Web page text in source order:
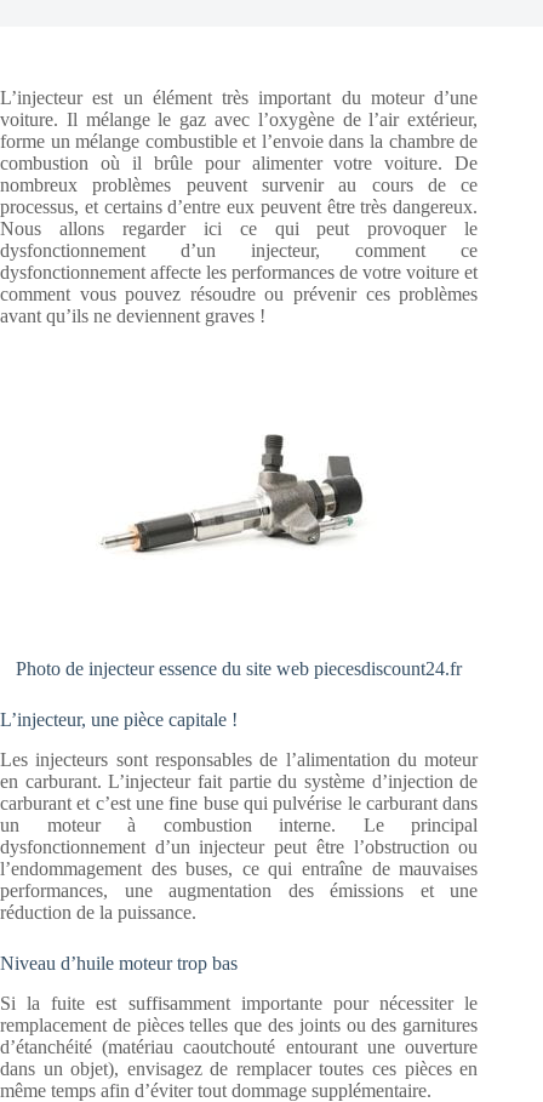
L’injecteur est un élément très important du moteur d’une
voiture. Il mélange le gaz avec l’oxygène de l’air extérieur,
forme un mélange combustible et l’envoie dans la chambre de
combustion où il brûle pour alimenter votre voiture. De
nombreux problèmes peuvent survenir au cours de ce
processus, et certains d’entre eux peuvent être très dangereux.
Nous allons regarder ici ce qui peut provoquer le
dysfonctionnement d’un injecteur, comment ce
dysfonctionnement affecte les performances de votre voiture et
comment vous pouvez résoudre ou prévenir ces problèmes
avant qu’ils ne deviennent graves !
Photo de injecteur essence du site web piecesdiscount24.fr
L’injecteur, une pièce capitale !
Les injecteurs sont responsables de l’alimentation du moteur
en carburant. L’injecteur fait partie du système d’injection de
carburant et c’est une fine buse qui pulvérise le carburant dans
un moteur à combustion interne. Le principal
dysfonctionnement d’un injecteur peut être l’obstruction ou
l’endommagement des buses, ce qui entraîne de mauvaises
performances, une augmentation des émissions et une
réduction de la puissance.
Niveau d’huile moteur trop bas
Si la fuite est suffisamment importante pour nécessiter le
remplacement de pièces telles que des joints ou des garnitures
d’étanchéité (matériau caoutchouté entourant une ouverture
dans un objet), envisagez de remplacer toutes ces pièces en
même temps afin d’éviter tout dommage supplémentaire.